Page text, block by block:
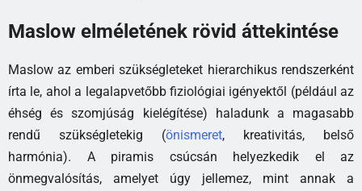
Maslow elméletének rövid áttekintése
Maslow az emberi szükségleteket hierarchikus rendszerként
írta le, ahol a legalapvetőbb fiziológiai igényektől (például az
éhség és szomjúság kielégítése) haladunk a magasabb
rendű szükségletekig (önismeret, kreativitás, belső
harmónia). A piramis csúcsán helyezkedik el az
önmegvalósítás, amelyet úgy jellemez, mint annak a